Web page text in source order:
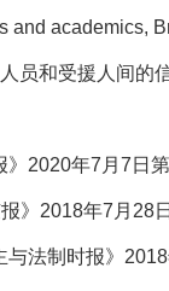
and academics,
员和受援人间的
2020年7月7日第
》2018年7月28日
法制时报》2018